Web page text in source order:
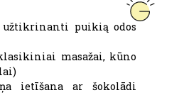
užtikrinanti puikią odos
masažai, kūno
ietīšana ar šokolādi